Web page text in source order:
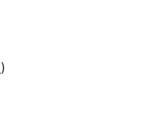
)